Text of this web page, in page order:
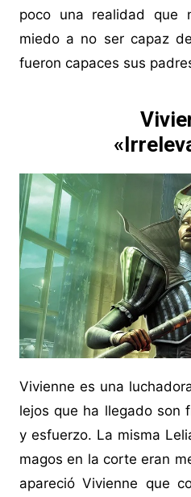
poco una realidad que
miedo a no ser capaz
fueron capaces sus
Vivienne es una
lejos que ha llegado son
y esfuerzo. La misma
magos en la corte eran
apareció Vivienne que